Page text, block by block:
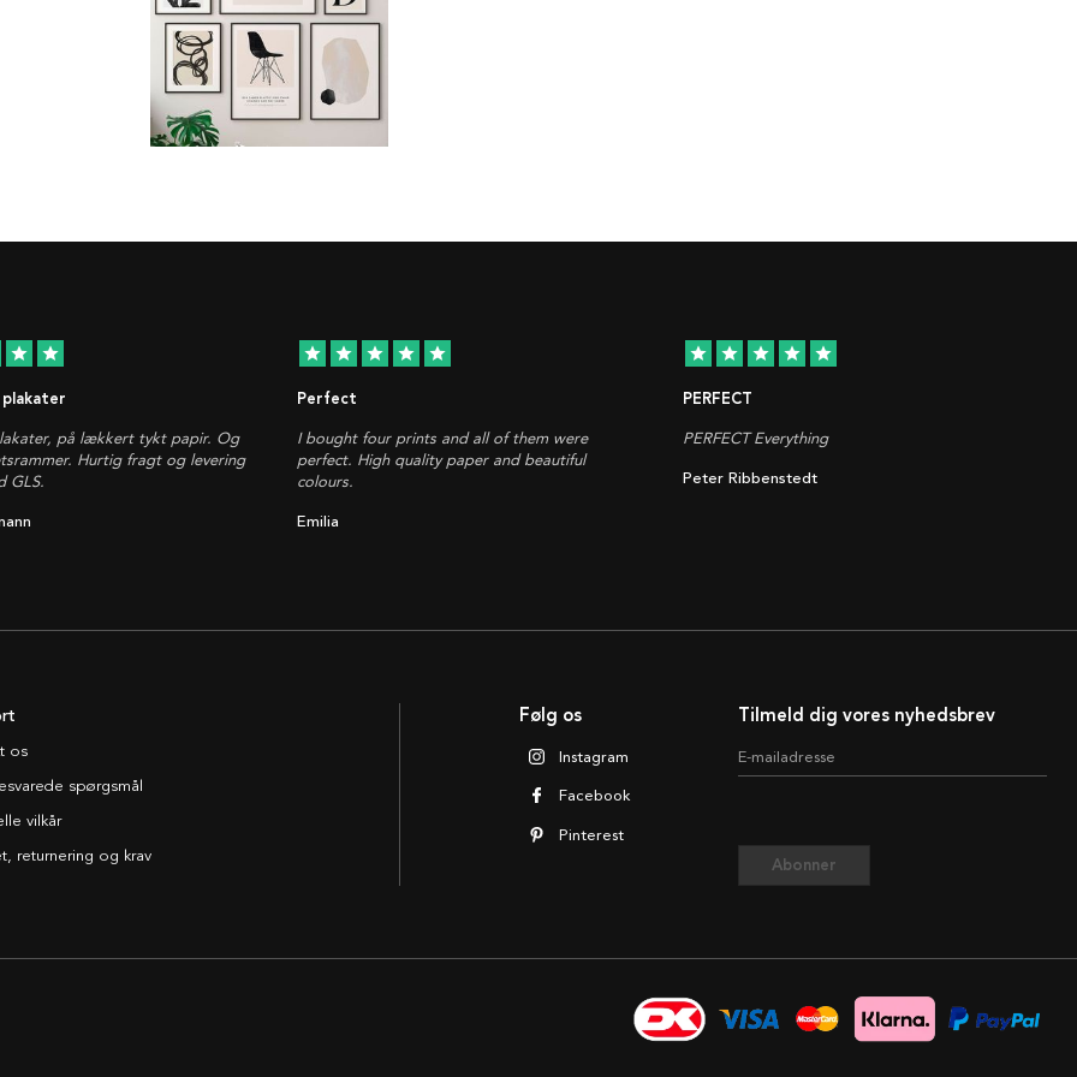
star star
på lækkert tykt papir. Og
Hurtig fragt og levering
GLS.
star star star star star
Perfect
I bought four prints and all of them were
perfect. High quality paper and beautiful
colours.
Emilia
star star star star star
PERFECT
PERFECT Everything
Peter Ribbenstedt
Tilmeld dig vores nyhedsbrev
E-mailadresse
Abonner
Følg os
Instagram
Facebook
Pinterest
os
spørgsmål
vilkår
returnering og krav